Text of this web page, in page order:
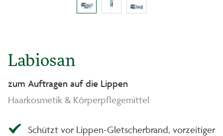
Labiosan
zum Auftragen auf die Lippen
Haarkosmetik & Körperpflegemittel
Schützt vor Lippen-Gletscherbrand, vorzeitiger